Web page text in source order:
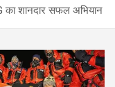
का शानदार सफल अभियान